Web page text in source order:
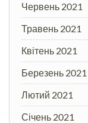
Червень 2021
Травень 2021
Квітень 2021
Березень 2021
Лютий 2021
Січень 2021